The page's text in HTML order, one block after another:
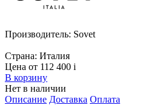
Производитель: Sovet
Страна: Италия
Цена от 112 400 i
В корзину
Нет в наличии
Описание Доставка Оплата